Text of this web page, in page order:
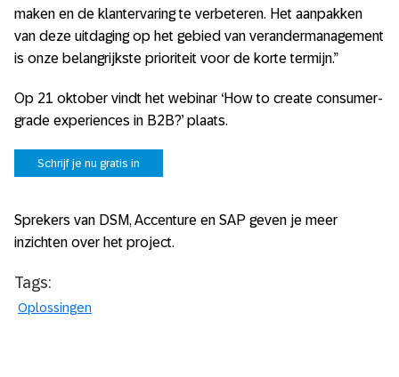
maken en de klantervaring te verbeteren. Het aanpakken
van deze uitdaging op het gebied van verandermanagement
is onze belangrijkste prioriteit voor de korte termijn.”
Op 21 oktober vindt het webinar ‘How to create consumer-
grade experiences in B2B?’ plaats.
Schrijf je nu gratis in
Sprekers van DSM, Accenture en SAP geven je meer
inzichten over het project.
Tags:
Oplossingen